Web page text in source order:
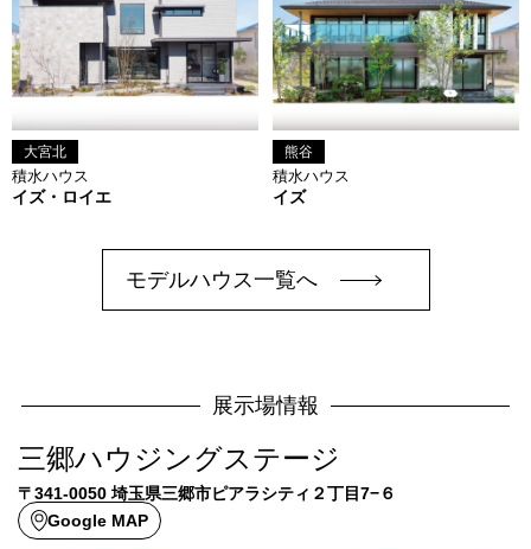
大宮北
積水ハウス
イズ・ロイエ
熊谷
積水ハウス
イズ
モデルハウス一覧へ
展示場情報
三郷ハウジングステージ
〒341-0050 埼玉県三郷市ピアラシティ２丁目7−６
Google MAP